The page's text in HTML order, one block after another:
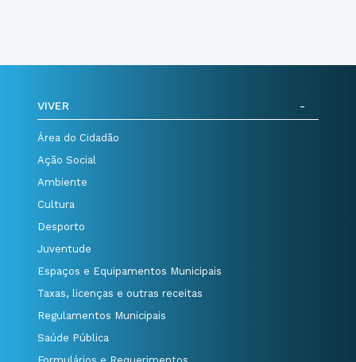
VIVER
Área do Cidadão
Ação Social
Ambiente
Cultura
Desporto
Juventude
Espaços e Equipamentos Municipais
Taxas, licenças e outras receitas
Regulamentos Municipais
Saúde Pública